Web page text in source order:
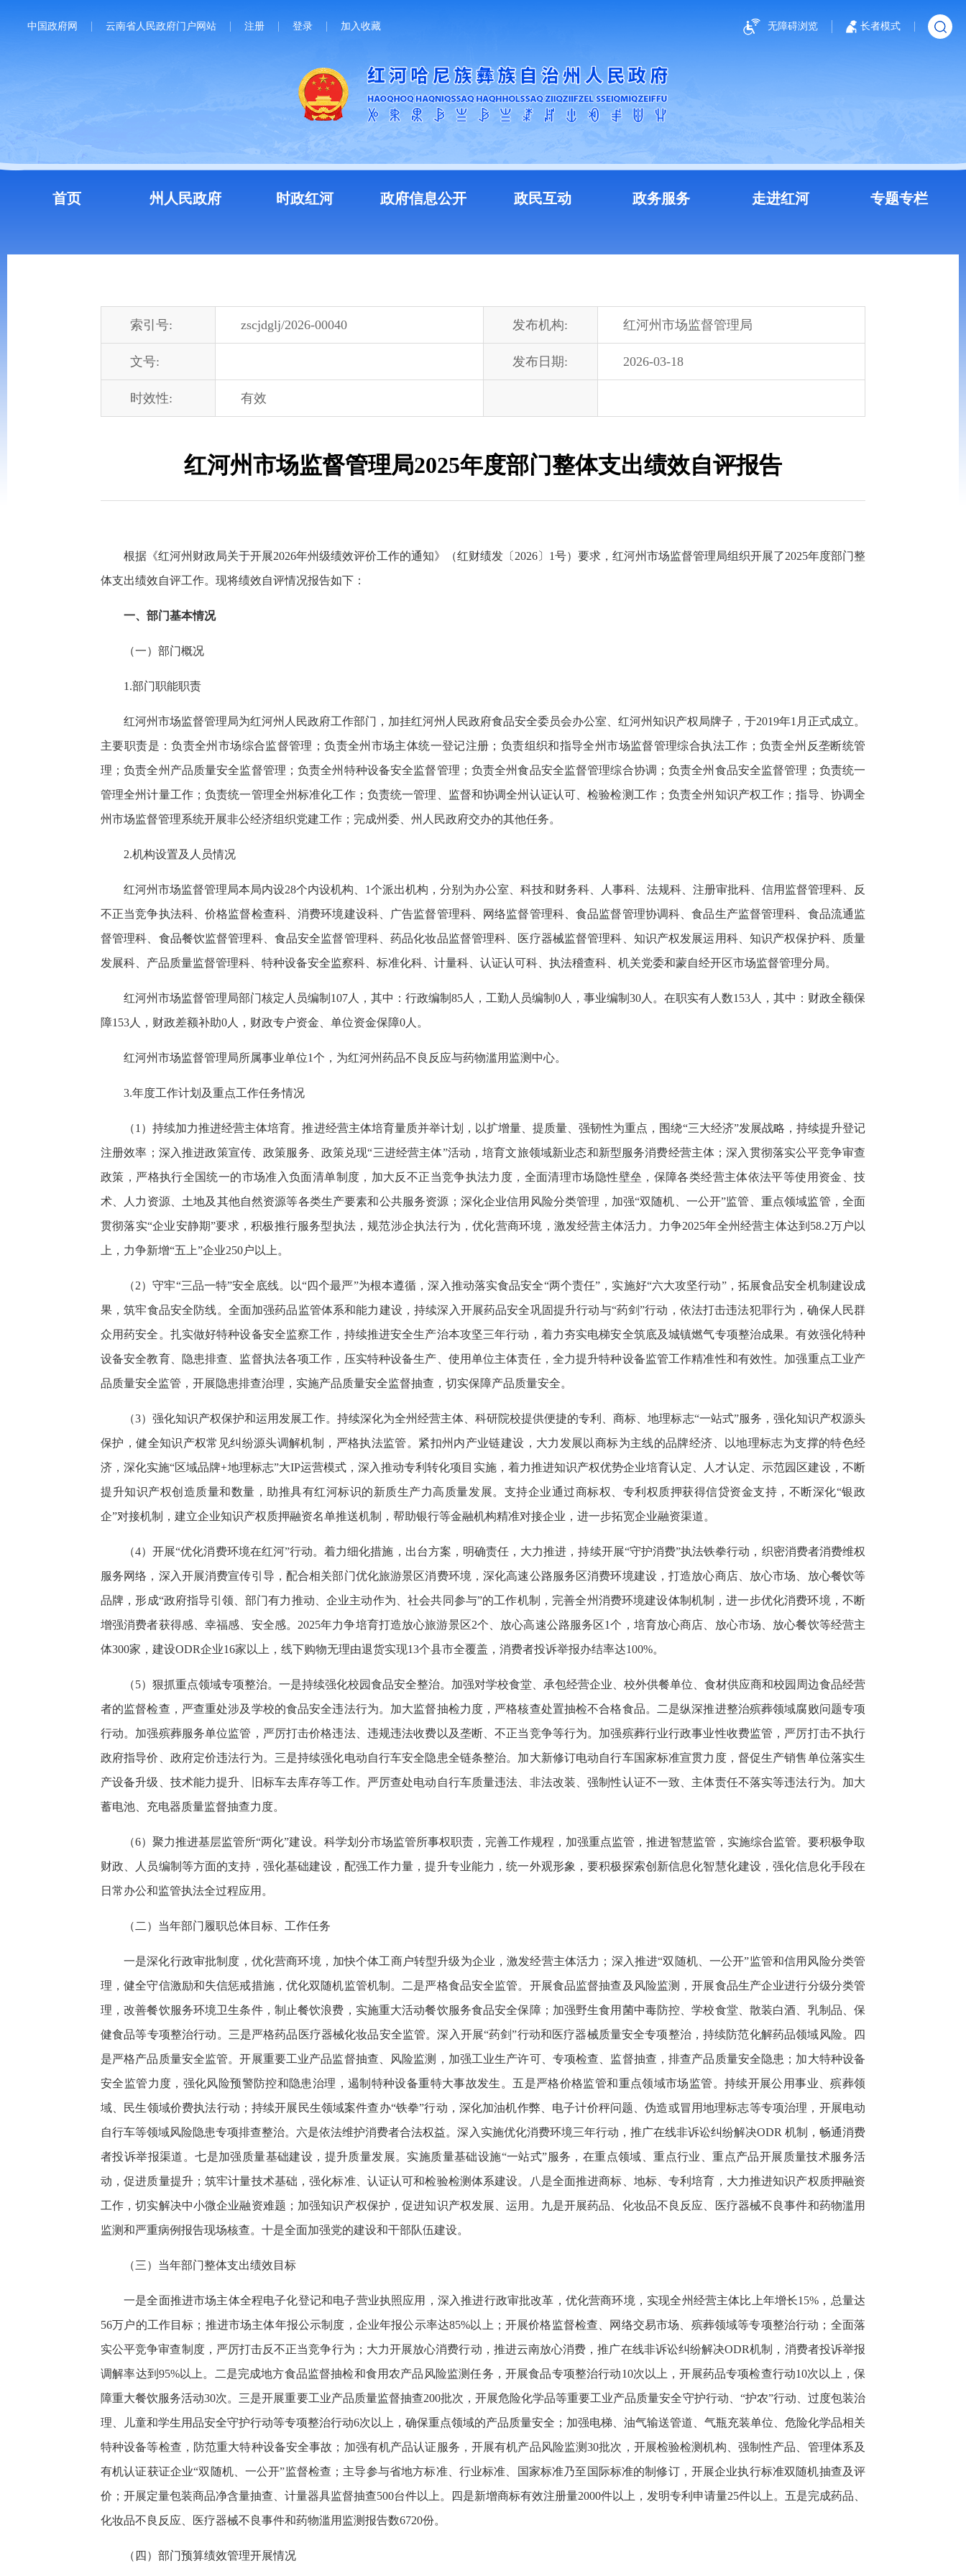
中国政府网 云南省人民政府门户网站 注册 登录 加入收藏 无障碍浏览 长者模式
首页 州人民政府 时政红河 政府信息公开 政民互动 政务服务 走进红河 专题专栏
索引号: zscjdglj/2026-00040 发布机构: 红河州市场监督管理局
文号: 发布日期: 2026-03-18
时效性: 有效
红河州市场监督管理局2025年度部门整体支出绩效自评报告
根据《红河州财政局关于开展2026年州级绩效评价工作的通知》（红财绩发〔2026〕1号）要求，红河州市场监督管理局组织开展了2025年度部门整
体支出绩效自评工作。现将绩效自评情况报告如下：
一、部门基本情况
（一）部门概况
1.部门职能职责
红河州市场监督管理局为红河州人民政府工作部门，加挂红河州人民政府食品安全委员会办公室、红河州知识产权局牌子，于2019年1月正式成立。
主要职责是：负责全州市场综合监督管理；负责全州市场主体统一登记注册；负责组织和指导全州市场监督管理综合执法工作；负责全州反垄断统管
理；负责全州产品质量安全监督管理；负责全州特种设备安全监督管理；负责全州食品安全监督管理综合协调；负责全州食品安全监督管理；负责统一
管理全州计量工作；负责统一管理全州标准化工作；负责统一管理、监督和协调全州认证认可、检验检测工作；负责全州知识产权工作；指导、协调全
州市场监督管理系统开展非公经济组织党建工作；完成州委、州人民政府交办的其他任务。
2.机构设置及人员情况
红河州市场监督管理局本局内设28个内设机构、1个派出机构，分别为办公室、科技和财务科、人事科、法规科、注册审批科、信用监督管理科、反
不正当竞争执法科、价格监督检查科、消费环境建设科、广告监督管理科、网络监督管理科、食品监督管理协调科、食品生产监督管理科、食品流通监
督管理科、食品餐饮监督管理科、食品安全监督管理科、药品化妆品监督管理科、医疗器械监督管理科、知识产权发展运用科、知识产权保护科、质量
发展科、产品质量监督管理科、特种设备安全监察科、标准化科、计量科、认证认可科、执法稽查科、机关党委和蒙自经开区市场监督管理分局。
红河州市场监督管理局部门核定人员编制107人，其中：行政编制85人，工勤人员编制0人，事业编制30人。在职实有人数153人，其中：财政全额保
障153人，财政差额补助0人，财政专户资金、单位资金保障0人。
红河州市场监督管理局所属事业单位1个，为红河州药品不良反应与药物滥用监测中心。
3.年度工作计划及重点工作任务情况
（1）持续加力推进经营主体培育。推进经营主体培育量质并举计划，以扩增量、提质量、强韧性为重点，围绕“三大经济”发展战略，持续提升登记
注册效率；深入推进政策宣传、政策服务、政策兑现“三进经营主体”活动，培育文旅领域新业态和新型服务消费经营主体；深入贯彻落实公平竞争审查
政策，严格执行全国统一的市场准入负面清单制度，加大反不正当竞争执法力度，全面清理市场隐性壁垒，保障各类经营主体依法平等使用资金、技
术、人力资源、土地及其他自然资源等各类生产要素和公共服务资源；深化企业信用风险分类管理，加强“双随机、一公开”监管、重点领域监管，全面
贯彻落实“企业安静期”要求，积极推行服务型执法，规范涉企执法行为，优化营商环境，激发经营主体活力。力争2025年全州经营主体达到58.2万户以
上，力争新增“五上”企业250户以上。
（2）守牢“三品一特”安全底线。以“四个最严”为根本遵循，深入推动落实食品安全“两个责任”，实施好“六大攻坚行动”，拓展食品安全机制建设成
果，筑牢食品安全防线。全面加强药品监管体系和能力建设，持续深入开展药品安全巩固提升行动与“药剑”行动，依法打击违法犯罪行为，确保人民群
众用药安全。扎实做好特种设备安全监察工作，持续推进安全生产治本攻坚三年行动，着力夯实电梯安全筑底及城镇燃气专项整治成果。有效强化特种
设备安全教育、隐患排查、监督执法各项工作，压实特种设备生产、使用单位主体责任，全力提升特种设备监管工作精准性和有效性。加强重点工业产
品质量安全监管，开展隐患排查治理，实施产品质量安全监督抽查，切实保障产品质量安全。
（3）强化知识产权保护和运用发展工作。持续深化为全州经营主体、科研院校提供便捷的专利、商标、地理标志“一站式”服务，强化知识产权源头
保护，健全知识产权常见纠纷源头调解机制，严格执法监管。紧扣州内产业链建设，大力发展以商标为主线的品牌经济、以地理标志为支撑的特色经
济，深化实施“区域品牌+地理标志”大IP运营模式，深入推动专利转化项目实施，着力推进知识产权优势企业培育认定、人才认定、示范园区建设，不断
提升知识产权创造质量和数量，助推具有红河标识的新质生产力高质量发展。支持企业通过商标权、专利权质押获得信贷资金支持，不断深化“银政
企”对接机制，建立企业知识产权质押融资名单推送机制，帮助银行等金融机构精准对接企业，进一步拓宽企业融资渠道。
（4）开展“优化消费环境在红河”行动。着力细化措施，出台方案，明确责任，大力推进，持续开展“守护消费”执法铁拳行动，织密消费者消费维权
服务网络，深入开展消费宣传引导，配合相关部门优化旅游景区消费环境，深化高速公路服务区消费环境建设，打造放心商店、放心市场、放心餐饮等
品牌，形成“政府指导引领、部门有力推动、企业主动作为、社会共同参与”的工作机制，完善全州消费环境建设体制机制，进一步优化消费环境，不断
增强消费者获得感、幸福感、安全感。2025年力争培育打造放心旅游景区2个、放心高速公路服务区1个，培育放心商店、放心市场、放心餐饮等经营主
体300家，建设ODR企业16家以上，线下购物无理由退货实现13个县市全覆盖，消费者投诉举报办结率达100%。
（5）狠抓重点领域专项整治。一是持续强化校园食品安全整治。加强对学校食堂、承包经营企业、校外供餐单位、食材供应商和校园周边食品经营
者的监督检查，严查重处涉及学校的食品安全违法行为。加大监督抽检力度，严格核查处置抽检不合格食品。二是纵深推进整治殡葬领域腐败问题专项
行动。加强殡葬服务单位监管，严厉打击价格违法、违规违法收费以及垄断、不正当竞争等行为。加强殡葬行业行政事业性收费监管，严厉打击不执行
政府指导价、政府定价违法行为。三是持续强化电动自行车安全隐患全链条整治。加大新修订电动自行车国家标准宣贯力度，督促生产销售单位落实生
产设备升级、技术能力提升、旧标车去库存等工作。严厉查处电动自行车质量违法、非法改装、强制性认证不一致、主体责任不落实等违法行为。加大
蓄电池、充电器质量监督抽查力度。
（6）聚力推进基层监管所“两化”建设。科学划分市场监管所事权职责，完善工作规程，加强重点监管，推进智慧监管，实施综合监管。要积极争取
财政、人员编制等方面的支持，强化基础建设，配强工作力量，提升专业能力，统一外观形象，要积极探索创新信息化智慧化建设，强化信息化手段在
日常办公和监管执法全过程应用。
（二）当年部门履职总体目标、工作任务
一是深化行政审批制度，优化营商环境，加快个体工商户转型升级为企业，激发经营主体活力；深入推进“双随机、一公开”监管和信用风险分类管
理，健全守信激励和失信惩戒措施，优化双随机监管机制。二是严格食品安全监管。开展食品监督抽查及风险监测，开展食品生产企业进行分级分类管
理，改善餐饮服务环境卫生条件，制止餐饮浪费，实施重大活动餐饮服务食品安全保障；加强野生食用菌中毒防控、学校食堂、散装白酒、乳制品、保
健食品等专项整治行动。三是严格药品医疗器械化妆品安全监管。深入开展“药剑”行动和医疗器械质量安全专项整治，持续防范化解药品领域风险。四
是严格产品质量安全监管。开展重要工业产品监督抽查、风险监测，加强工业生产许可、专项检查、监督抽查，排查产品质量安全隐患；加大特种设备
安全监管力度，强化风险预警防控和隐患治理，遏制特种设备重特大事故发生。五是严格价格监管和重点领域市场监管。持续开展公用事业、殡葬领
域、民生领域价费执法行动；持续开展民生领域案件查办“铁拳”行动，深化加油机作弊、电子计价秤问题、伪造或冒用地理标志等专项治理，开展电动
自行车等领域风险隐患专项排查整治。六是依法维护消费者合法权益。深入实施优化消费环境三年行动，推广在线非诉讼纠纷解决ODR 机制，畅通消费
者投诉举报渠道。七是加强质量基础建设，提升质量发展。实施质量基础设施“一站式”服务，在重点领域、重点行业、重点产品开展质量技术服务活
动，促进质量提升；筑牢计量技术基础，强化标准、认证认可和检验检测体系建设。八是全面推进商标、地标、专利培育，大力推进知识产权质押融资
工作，切实解决中小微企业融资难题；加强知识产权保护，促进知识产权发展、运用。九是开展药品、化妆品不良反应、医疗器械不良事件和药物滥用
监测和严重病例报告现场核查。十是全面加强党的建设和干部队伍建设。
（三）当年部门整体支出绩效目标
一是全面推进市场主体全程电子化登记和电子营业执照应用，深入推进行政审批改革，优化营商环境，实现全州经营主体比上年增长15%，总量达
56万户的工作目标；推进市场主体年报公示制度，企业年报公示率达85%以上；开展价格监督检查、网络交易市场、殡葬领域等专项整治行动；全面落
实公平竞争审查制度，严厉打击反不正当竞争行为；大力开展放心消费行动，推进云南放心消费，推广在线非诉讼纠纷解决ODR机制，消费者投诉举报
调解率达到95%以上。二是完成地方食品监督抽检和食用农产品风险监测任务，开展食品专项整治行动10次以上，开展药品专项检查行动10次以上，保
障重大餐饮服务活动30次。三是开展重要工业产品质量监督抽查200批次，开展危险化学品等重要工业产品质量安全守护行动、“护农”行动、过度包装治
理、儿童和学生用品安全守护行动等专项整治行动6次以上，确保重点领域的产品质量安全；加强电梯、油气输送管道、气瓶充装单位、危险化学品相关
特种设备等检查，防范重大特种设备安全事故；加强有机产品认证服务，开展有机产品风险监测30批次，开展检验检测机构、强制性产品、管理体系及
有机认证获证企业“双随机、一公开”监督检查；主导参与省地方标准、行业标准、国家标准乃至国际标准的制修订，开展企业执行标准双随机抽查及评
价；开展定量包装商品净含量抽查、计量器具监督抽查500台件以上。四是新增商标有效注册量2000件以上，发明专利申请量25件以上。五是完成药品、
化妆品不良反应、医疗器械不良事件和药物滥用监测报告数6720份。
（四）部门预算绩效管理开展情况